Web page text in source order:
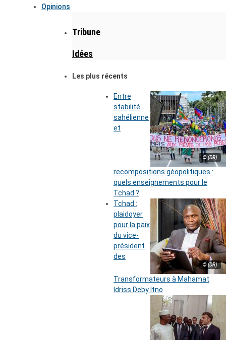
Opinions
Tribune
Idées
Les plus récents
© (DR)
Entre
stabilité
sahélienne
et
recompositions géopolitiques :
quels enseignements pour le
Tchad ?
© (DR)
Tchad :
plaidoyer
pour la paix
du vice-
président
des
Transformateurs à Mahamat
Idriss Deby Itno